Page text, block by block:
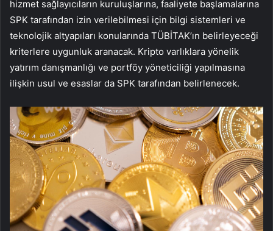
hizmet sağlayıcıların kuruluşlarına, faaliyete başlamalarına
SPK tarafından izin verilebilmesi için bilgi sistemleri ve
teknolojik altyapıları konularında TÜBİTAK’ın belirleyeceği
kriterlere uygunluk aranacak. Kripto varlıklara yönelik
yatırım danışmanlığı ve portföy yöneticiliği yapılmasına
ilişkin usul ve esaslar da SPK tarafından belirlenecek.